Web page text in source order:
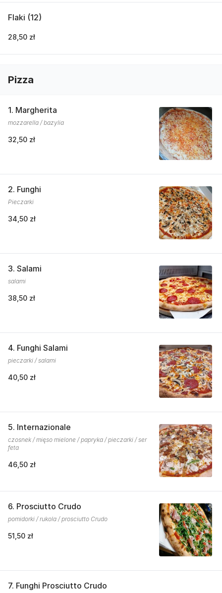
Flaki (12)
28,50 zł
Pizza
1. Margherita
mozzarella / bazylia
32,50 zł
2. Funghi
Pieczarki
34,50 zł
3. Salami
salami
38,50 zł
4. Funghi Salami
pieczarki / salami
40,50 zł
5. Internazionale
czosnek / mięso mielone / papryka / pieczarki / ser
feta
46,50 zł
6. Prosciutto Crudo
pomidorki / rukola / prosciutto Crudo
51,50 zł
7. Funghi Prosciutto Crudo